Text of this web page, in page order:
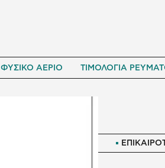
ΦΥΣΙΚΟ ΑΕΡΙΟ ΤΙΜΟΛΟΓΙΑ